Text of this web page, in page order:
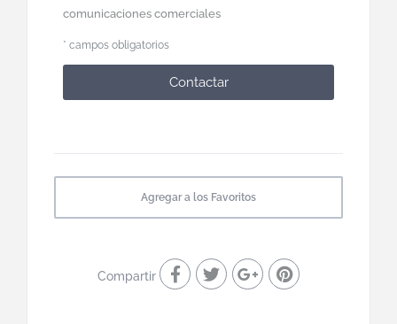
comunicaciones comerciales
* campos obligatorios
Contactar
Agregar a los Favoritos
Compartir